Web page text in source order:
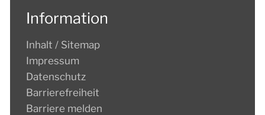
Information
Inhalt / Sitemap
Impressum
Datenschutz
Barrierefreiheit
Barriere melden